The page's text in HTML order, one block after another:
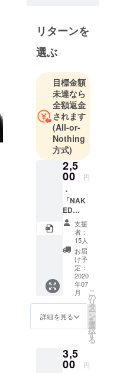
リターンを
選ぶ
目標金額
未達なら
全額返金
されます
(All-or-
Nothing
方式)
2,5
00 円
・
「NAK
ED
ALBUM
」mp3
データ
支援
者：
15人
お届
け予
定：
2020
年07
月
詳細を見る
こ
の
リ
タ
ー
ン
を
選
択
す
る
3,5
00 円